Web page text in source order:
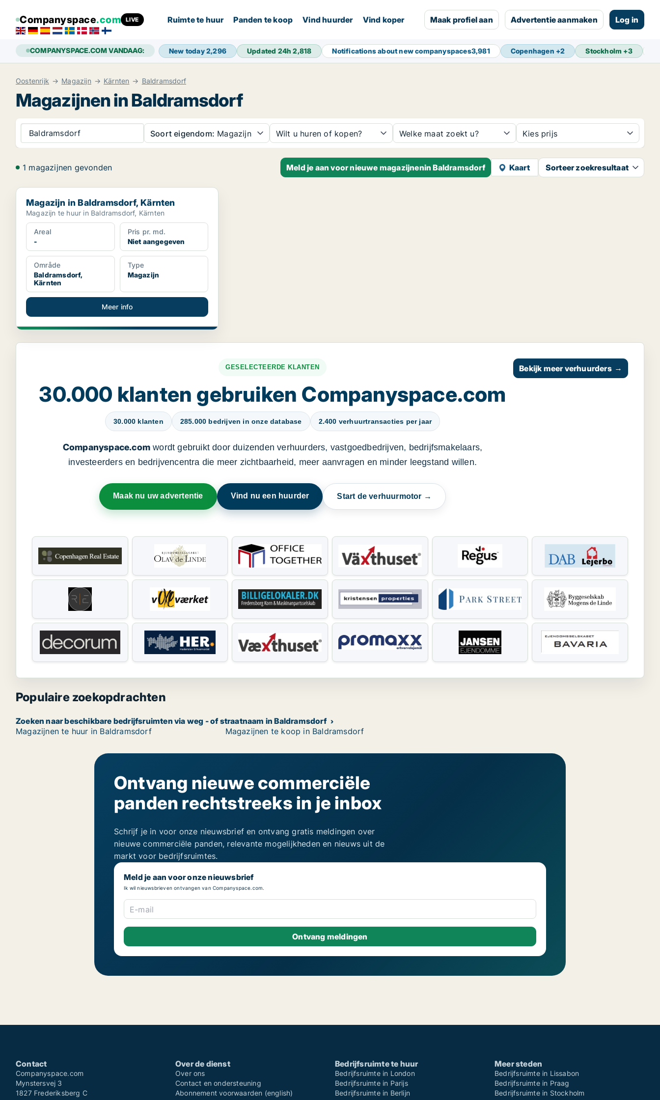
Companyspace.com LIVE Ruimte te huur Panden te koop Vind huurder Vind koper Maak profiel aan Advertentie aanmaken Log in
COMPANYSPACE.COM VANDAAG: New today2,296 Updated 24h2,818 Notifications about new companyspaces3,981 Copenhagen +2 Stockholm +3
Oostenrijk Magazijn Kärnten Baldramsdorf
Magazijnen in Baldramsdorf
Baldramsdorf Soort eigendom: Magazijn Wilt u huren of kopen? Welke maat zoekt u? Kies prijs
1 magazijnen gevonden Meld je aan voor nieuwe magazijnenin Baldramsdorf Kaart Sorteer zoekresultaat
Magazijn in Baldramsdorf, Kärnten
Magazijn in Baldramsdorf, Kärnten
Magazijn te huur in Baldramsdorf, Kärnten
Areal
-
Pris pr. md.
Niet aangegeven
Område
Baldramsdorf,
Kärnten
Type
Magazijn
Meer info
GESELECTEERDE KLANTEN
30.000 klanten gebruiken Companyspace.com
30.000 klanten 285.000 bedrijven in onze database 2.400 verhuurtransacties per jaar
Companyspace.com wordt gebruikt door duizenden verhuurders, vastgoedbedrijven, bedrijfsmakelaars,
investeerders en bedrijvencentra die meer zichtbaarheid, meer aanvragen en minder leegstand willen.
Maak nu uw advertentie Vind nu een huurder Start de verhuurmotor →
Bekijk meer verhuurders →
Populaire zoekopdrachten
Zoeken naar beschikbare bedrijfsruimten via weg - of straatnaam in Baldramsdorf
Magazijnen te huur in Baldramsdorf
Magazijnen te koop in Baldramsdorf
Ontvang nieuwe commerciële
panden rechtstreeks in je inbox
Schrijf je in voor onze nieuwsbrief en ontvang gratis meldingen over
nieuwe commerciële panden, relevante mogelijkheden en nieuws uit de
markt voor bedrijfsruimtes.
Meld je aan voor onze nieuwsbrief
Ik wil nieuwsbrieven ontvangen van Companyspace.com.
E-mail
Contact
Companyspace.com
Mynstersvej 3
1827 Frederiksberg C
Over de dienst
Over ons
Contact en ondersteuning
Abonnement voorwaarden (english)
Bedrijfsruimte te huur
Bedrijfsruimte in London
Bedrijfsruimte in Parijs
Bedrijfsruimte in Berlijn
Meer steden
Bedrijfsruimte in Lissabon
Bedrijfsruimte in Praag
Bedrijfsruimte in Stockholm